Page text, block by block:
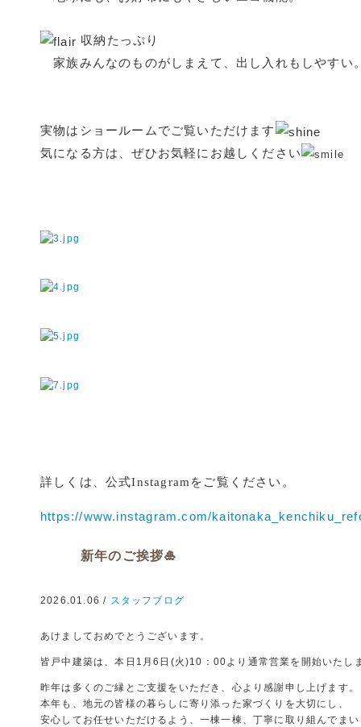
収納たっぷり
家族みんなのものがしまえて、出し入れもしやすい
実物はショールームでご覧いただけます
気になる方は、ぜひお気軽にお越しください
詳しくは、公式Instagramをご覧ください。
https://www.instagram.com/
新年のご挨拶🎍
2026.01.06 / スタッフブログ
あけましておめでとうございます。
皆戸中建築は、本日1月6日(火)10：00より通常営業を開始いたし
昨年は多くのご縁とご支援をいただき、心より感謝申し上げます。
本年も、地元の皆様の暮らしに寄り添った家づくりを大切にし、
安心してお任せいただけるよう、一棟一棟、丁寧に取り組んでま